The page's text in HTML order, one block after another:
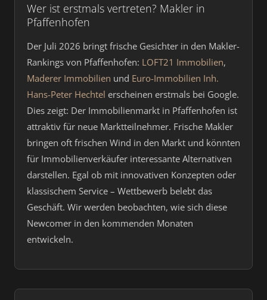
Wer ist erstmals vertreten? Makler in
Pfaffenhofen
Der Juli 2026 bringt frische Gesichter in den Makler-
Rankings von Pfaffenhofen: LOFT21 Immobilien,
Maderer Immobilien und Euro-Immobilien Inh.
Hans-Peter Hechtel erscheinen erstmals bei Google.
Dies zeigt: Der Immobilienmarkt in Pfaffenhofen ist
attraktiv für neue Marktteilnehmer. Frische Makler
bringen oft frischen Wind in den Markt und könnten
für Immobilienverkäufer interessante Alternativen
darstellen. Egal ob mit innovativen Konzepten oder
klassischem Service – Wettbewerb belebt das
Geschäft. Wir werden beobachten, wie sich diese
Newcomer in den kommenden Monaten
entwickeln.